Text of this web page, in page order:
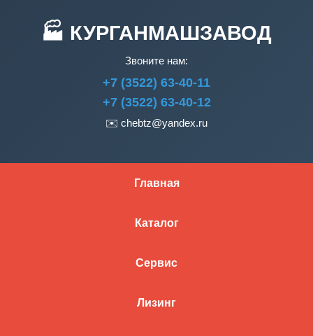
🏭 КУРГАНМАШЗАВОД
Звоните нам:
+7 (3522) 63-40-11
+7 (3522) 63-40-12
✉️ chebtz@yandex.ru
Главная
Каталог
Сервис
Лизинг